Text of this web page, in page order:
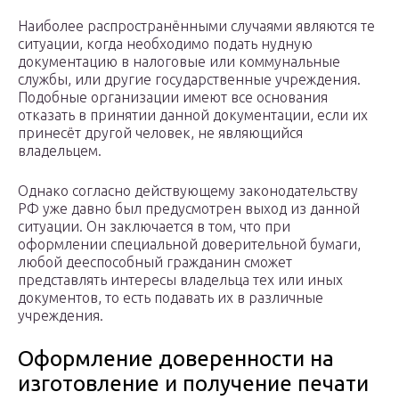
Наиболее распространёнными случаями являются те
ситуации, когда необходимо подать нудную
документацию в налоговые или коммунальные
службы, или другие государственные учреждения.
Подобные организации имеют все основания
отказать в принятии данной документации, если их
принесёт другой человек, не являющийся
владельцем.
Однако согласно действующему законодательству
РФ уже давно был предусмотрен выход из данной
ситуации. Он заключается в том, что при
оформлении специальной доверительной бумаги,
любой дееспособный гражданин сможет
представлять интересы владельца тех или иных
документов, то есть подавать их в различные
учреждения.
Оформление доверенности на
изготовление и получение печати